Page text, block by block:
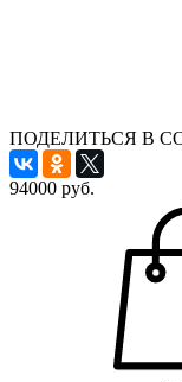
ПОДЕЛИТЬСЯ В
94000 руб.